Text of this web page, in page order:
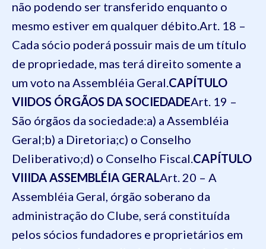
não podendo ser transferido enquanto o
mesmo estiver em qualquer débito.Art. 18 –
Cada sócio poderá possuir mais de um título
de propriedade, mas terá direito somente a
um voto na Assembléia Geral.CAPÍTULO
VIIDOS ÓRGÃOS DA SOCIEDADEArt. 19 –
São órgãos da sociedade:a) a Assembléia
Geral;b) a Diretoria;c) o Conselho
Deliberativo;d) o Conselho Fiscal.CAPÍTULO
VIIIDA ASSEMBLÉIA GERALArt. 20 – A
Assembléia Geral, órgão soberano da
administração do Clube, será constituída
pelos sócios fundadores e proprietários em